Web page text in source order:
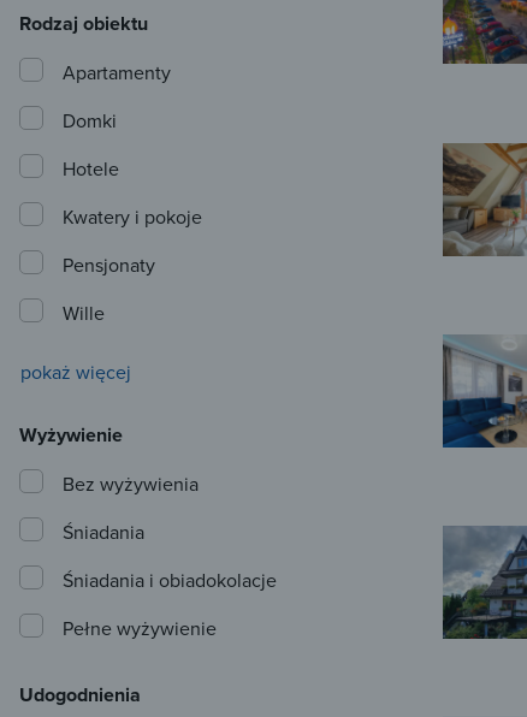
Rodzaj obiektu
Apartamenty
Domki
Hotele
Kwatery i pokoje
Pensjonaty
Wille
pokaż więcej
Wyżywienie
Bez wyżywienia
Śniadania
Śniadania i obiadokolacje
Pełne wyżywienie
Udogodnienia